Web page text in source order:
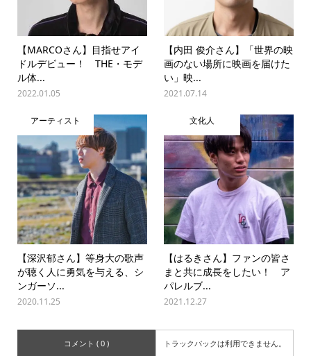
【MARCOさん】目指せアイ
ドルデビュー！ THE・モデ
ル体...
2022.01.05
【内田 俊介さん】「世界の映
画のない場所に映画を届けた
い」映...
2021.07.14
アーティスト
【深沢郁さん】等身大の歌声
が聴く人に勇気を与える、シ
ンガーソ...
2020.11.25
文化人
【はるきさん】ファンの皆さ
まと共に成長をしたい！ ア
パレルブ...
2021.12.27
コメント ( 0 ) トラックバックは利用できません。